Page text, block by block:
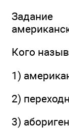
Кого
1)
2)
3)